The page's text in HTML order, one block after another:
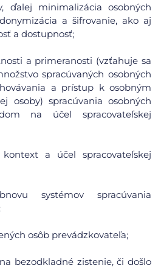
ďalej minimalizácia osobných
a šifrovanie, ako aj
a dostupnosť;
a primeranosti (vzťahuje sa
spracúvaných osobných
a prístup k osobným
osoby) spracúvania osobných
na účel spracovateľskej
kontext a účel spracovateľskej
systémov spracúvania
osôb prevádzkovateľa;
bezodkladné zistenie, či došlo